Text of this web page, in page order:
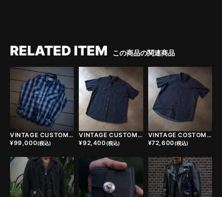
RELATED ITEM この商品の関連商品
VINTAGE CUSTOM FLANNEL SHIRTS
¥99,000(税込)
VINTAGE CUSTOM SHIRTS
¥92,400(税込)
VINTAGE COSTOM SHIRTS
¥72,600(税込)